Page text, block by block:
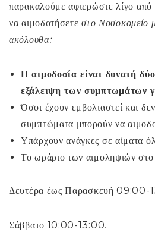
παρακαλούμε αφιερώστε λίγο από
να αιμοδοτήσετεστοΝοσοκομείο
ακόλουθα:
Η αιμοδοσία είναι δυνατή
εξάλειψη των συμπτωμάτων
Όσοι έχουν εμβολιαστεί και
συμπτώματα μπορούν να
Υπάρχουν ανάγκες σε αίματα
Το ωράριο των αιμοληψιών στο
Δευτέρα έως Παρασκευή
Σάββατο 10:00-13:00.